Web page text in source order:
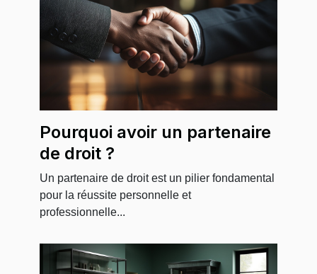
Pourquoi avoir un partenaire
de droit ?
Un partenaire de droit est un pilier fondamental
pour la réussite personnelle et
professionnelle...